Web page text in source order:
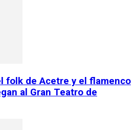
folk de Acetre y el flamenco
al Gran Teatro de